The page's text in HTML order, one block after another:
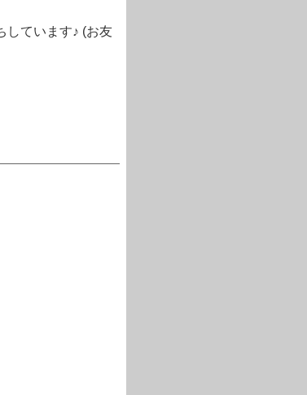
しています♪ (お友